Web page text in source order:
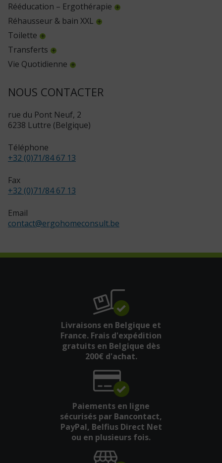
Rééducation – Ergothérapie
Réhausseur & bain XXL
Toilette
Transferts
Vie Quotidienne
NOUS CONTACTER
rue du Pont Neuf, 2
6238 Luttre (Belgique)
Téléphone
+32 (0)71/84 67 13
Fax
+32 (0)71/84 67 13
Email
contact@ergohomeconsult.be
Livraisons en Belgique et
France. Frais d'expédition
gratuits en Belgique dès
200€ d'achat.
Paiements en ligne
sécurisés par Bancontact,
PayPal, Belfius Direct Net
ou en plusieurs fois.